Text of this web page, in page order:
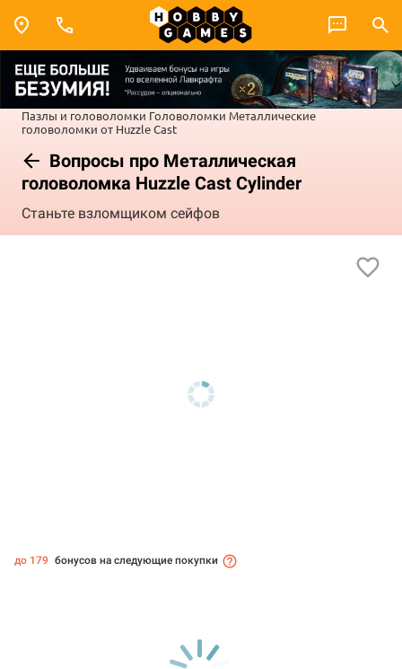
Пазлы и головоломки Головоломки Металлические
головоломки от Huzzle Cast
Вопросы про Металлическая
головоломка Huzzle Cast Cylinder
Станьте взломщиком сейфов
до 179 бонусов на следующие покупки